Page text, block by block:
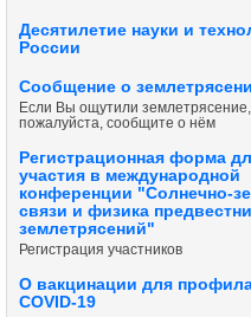
Десятилетие науки и
России
Сообщение о
Если Вы ощутили землетрясение,
пожалуйста, сообщите о нём
Регистрационная форма
участия в международной
конференции "Солнечно-
связи и физика
землетрясений"
Регистрация участников
О вакцинации для
COVID-19